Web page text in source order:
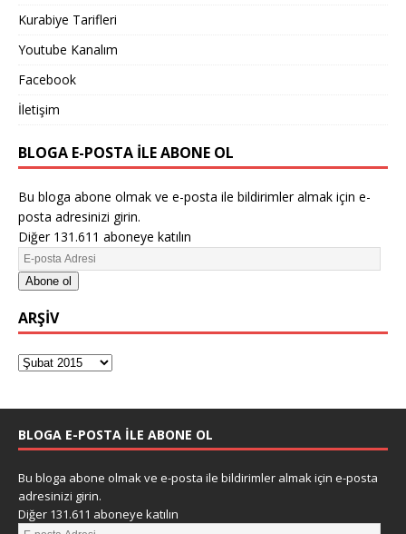
Kurabiye Tarifleri
Youtube Kanalım
Facebook
İletişim
BLOGA E-POSTA ILE ABONE OL
Bu bloga abone olmak ve e-posta ile bildirimler almak için e-
posta adresinizi girin.
Diğer 131.611 aboneye katılın
Abone ol
ARŞIV
BLOGA E-POSTA ILE ABONE OL
Bu bloga abone olmak ve e-posta ile bildirimler almak için e-posta
adresinizi girin.
Diğer 131.611 aboneye katılın